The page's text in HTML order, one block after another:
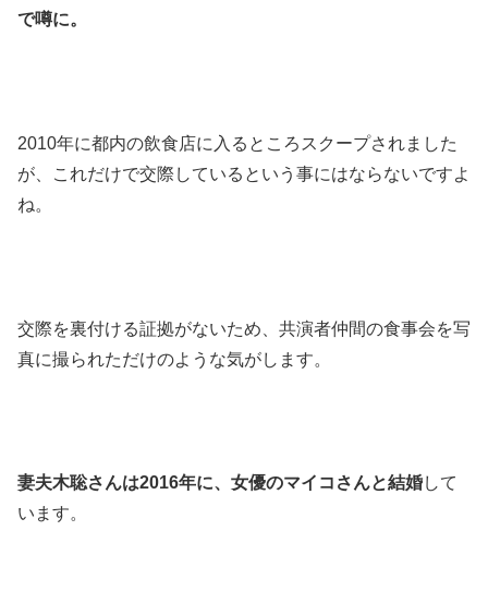
で噂に。
2010年に都内の飲食店に入るところスクープされました
が、これだけで交際しているという事にはならないですよ
ね。
交際を裏付ける証拠がないため、共演者仲間の食事会を写
真に撮られただけのような気がします。
妻夫木聡さんは2016年に、女優のマイコさんと結婚して
います。